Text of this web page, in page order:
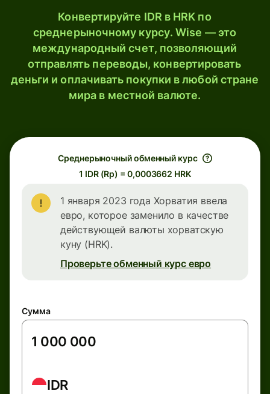
Конвертируйте IDR в HRK по
среднерыночному курсу. Wise — это
международный счет, позволяющий
отправлять переводы, конвертировать
деньги и оплачивать покупки в любой стране
мира в местной валюте.
Среднерыночный обменный курс
1 IDR (Rp) = 0,0003662 HRK
1 января 2023 года Хорватия ввела
евро, которое заменило в качестве
действующей валюты хорватскую
куну (HRK).
Проверьте обменный курс евро
Сумма
IDR